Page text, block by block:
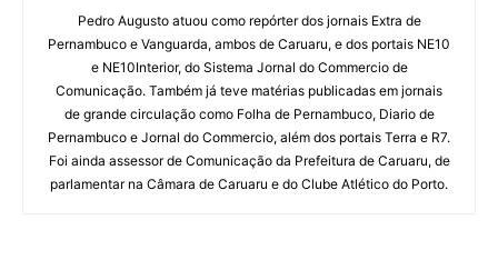
Pedro Augusto atuou como repórter dos jornais Extra de
Pernambuco e Vanguarda, ambos de Caruaru, e dos portais NE10
e NE10Interior, do Sistema Jornal do Commercio de
Comunicação. Também já teve matérias publicadas em jornais
de grande circulação como Folha de Pernambuco, Diario de
Pernambuco e Jornal do Commercio, além dos portais Terra e R7.
Foi ainda assessor de Comunicação da Prefeitura de Caruaru, de
parlamentar na Câmara de Caruaru e do Clube Atlético do Porto.